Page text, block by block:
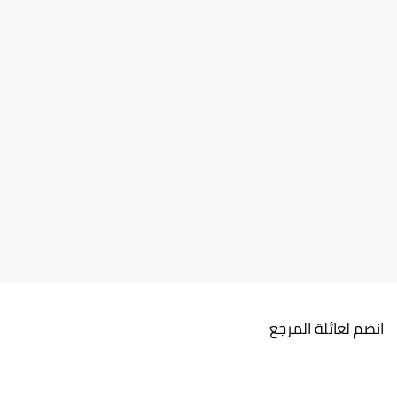
انضم لعائلة المرجع